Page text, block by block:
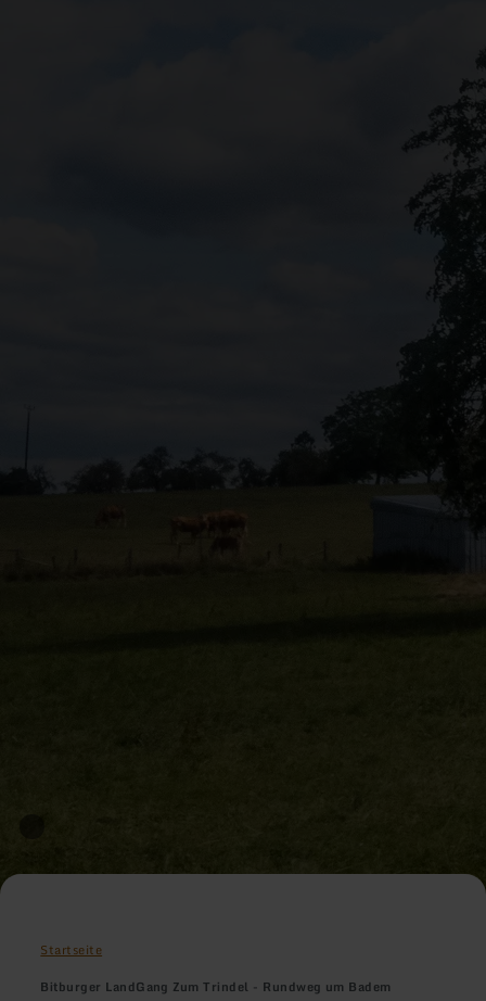
Startseite
Bitburger LandGang Zum Trindel - Rundweg um Badem